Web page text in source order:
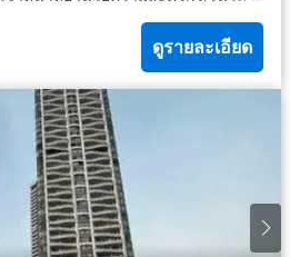
ดูรายละเอียด